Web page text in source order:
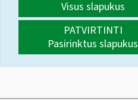
Visus slapukus
PATVIRTINTI
Pasirinktus slapukus